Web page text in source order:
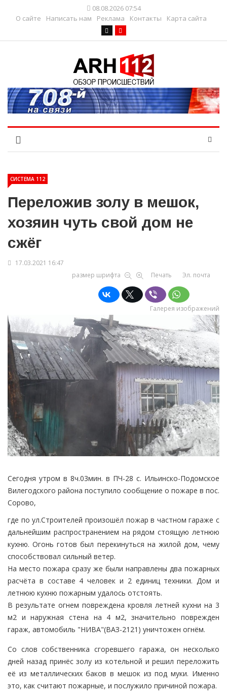
08.08.2026 07:54
О сайте
Написать нам Реклама Контакты Карта сайта
СИСТЕМА 112
Переложив золу в мешок,
хозяин чуть свой дом не
сжёг
17.03.2021 16:47
размер шрифта
Печать Эл. почта
Галерея изображений
Сегодня утром в 8ч.03мин. в ПЧ-28 с. Ильинско-Подомское
Вилегодского района поступило сообщение о пожаре в пос.
Сорово,
где по ул.Строителей произошёл пожар в частном гараже с
дальнейшим распространением на рядом стоящую летнюю
кухню. Огонь готов был перекинуться на жилой дом, чему
способствовал сильный ветер.
На место пожара сразу же были направлены два пожарных
расчёта в составе 4 человек и 2 единиц техники. Дом и
летнюю кухню пожарным удалось отстоять.
В результате огнем повреждена кровля летней кухни на 3
м2 и наружная стена на 4 м2, значительно поврежден
гараж, автомобиль "НИВА"(ВАЗ-2121) уничтожен огнём.
Со слов собственника сгоревшего гаража, он несколько
дней назад принёс золу из котельной и решил переложить
её из металлических баков в мешок из под муки. Именно
это, как считают пожарные, и послужило причиной пожара.